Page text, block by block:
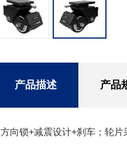
产品描述 产品
方向锁+减震设计+刹车；轮